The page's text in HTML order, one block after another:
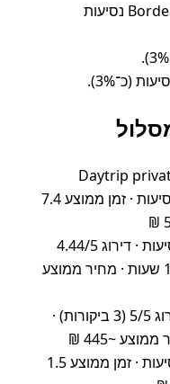
Bordeaux Hotel Transfer – 68 נסיעות
Daytrip
speaking driver – 136 נסיעות · זמן ממוצע 7.4
EasyJet Europe – 124 נסיעות · דירוג 4.44/5
(9 ביקורות) · זמן ממוצע 1.5 שעות · מחיר ממוצע
EasyJet – 119 נסיעות · דירוג 5/5 (3 ביקורות) ·
EasyJet Europe – 110 נסיעות · זמן ממוצע 1.5